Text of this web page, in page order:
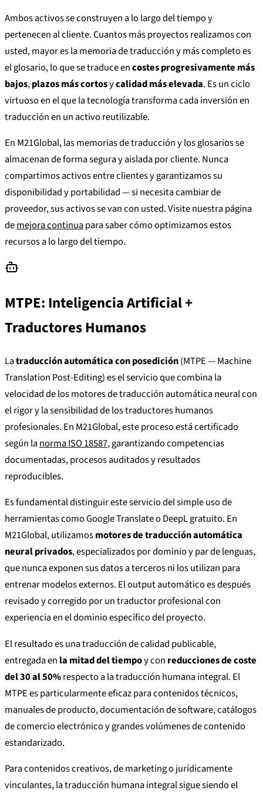
Ambos activos se construyen a lo largo del tiempo y
pertenecen al cliente. Cuantos más proyectos realizamos con
usted, mayor es la memoria de traducción y más completo es
el glosario, lo que se traduce encostes progresivamente más
bajos,plazos más cortosycalidad más elevada. Es un ciclo
virtuoso en el que la tecnología transforma cada inversión en
traducción en un activo reutilizable.
En M21Global, las memorias de traducción y los glosarios se
almacenan de forma segura y aislada por cliente. Nunca
compartimos activos entre clientes y garantizamos su
disponibilidad y portabilidad — si necesita cambiar de
proveedor, sus activos se van con usted. Visite nuestra página
demejora continuapara saber cómo optimizamos estos
recursos a lo largo del tiempo.
MTPE: Inteligencia Artificial +
Traductores Humanos
Latraducción automática con posedición(MTPE — Machine
Translation Post-Editing) es el servicio que combina la
velocidad de los motores de traducción automática neural con
el rigor y la sensibilidad de los traductores humanos
profesionales. En M21Global, este proceso está certificado
según lanorma ISO 18587, garantizando competencias
documentadas, procesos auditados y resultados
reproducibles.
Es fundamental distinguir este servicio del simple uso de
herramientas como Google Translate o DeepL gratuito. En
M21Global, utilizamosmotores de traducción automática
neural privados, especializados por dominio y par de lenguas,
que nunca exponen sus datos a terceros ni los utilizan para
entrenar modelos externos. El output automático es después
revisado y corregido por un traductor profesional con
experiencia en el dominio específico del proyecto.
El resultado es una traducción de calidad publicable,
entregada en la mitad del tiempoy con reducciones de coste
del 30 al 50%respecto a la traducción humana integral. El
MTPE es particularmente eficaz para contenidos técnicos,
manuales de producto, documentación de software, catálogos
de comercio electrónico y grandes volúmenes de contenido
estandarizado.
Para contenidos creativos, de marketing o jurídicamente
vinculantes, la traducción humana integral sigue siendo el